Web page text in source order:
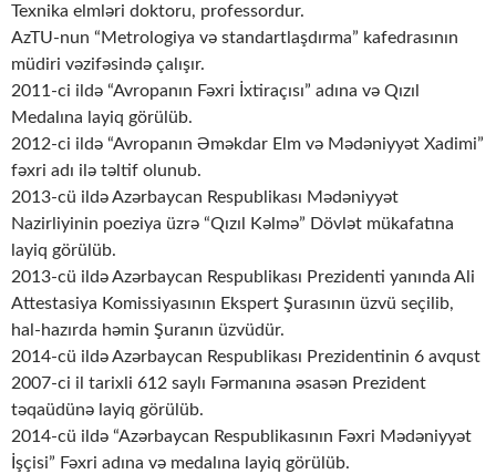
Texnika elmləri doktoru, professordur.
AzTU-nun “Metrologiya və standartlaşdırma” kafedrasının
müdiri vəzifəsində çalışır.
2011-ci ildə “Avropanın Fəxri İxtiraçısı” adına və Qızıl
Medalına layiq görülüb.
2012-ci ildə “Avropanın Əməkdar Elm və Mədəniyyət Xadimi”
fəxri adı ilə təltif olunub.
2013-cü ildə Azərbaycan Respublikası Mədəniyyət
Nazirliyinin poeziya üzrə “Qızıl Kəlmə” Dövlət mükafatına
layiq görülüb.
2013-cü ildə Azərbaycan Respublikası Prezidenti yanında Ali
Attestasiya Komissiyasının Ekspert Şurasının üzvü seçilib,
hal-hazırda həmin Şuranın üzvüdür.
2014-cü ildə Azərbaycan Respublikası Prezidentinin 6 avqust
2007-ci il tarixli 612 saylı Fərmanına əsasən Prezident
təqaüdünə layiq görülüb.
2014-cü ildə “Azərbaycan Respublikasının Fəxri Mədəniyyət
İşçisi” Fəxri adına və medalına layiq görülüb.